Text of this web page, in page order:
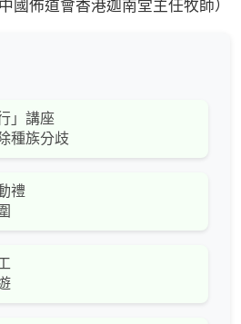
國佈道會香港迦南堂主任牧師）
」講座
種族分歧
禮